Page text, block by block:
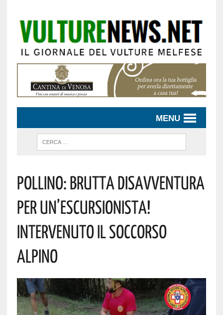
MENU
Pollino: Brutta Disavventura
Per Un’escursionista!
Intervenuto Il Soccorso
Alpino